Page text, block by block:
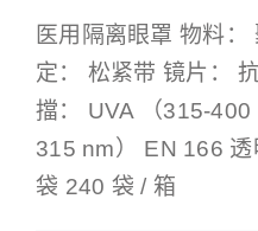
医用隔离眼罩 物料：
定： 松紧带 镜片：
擋： UVA （315-
315 nm） EN 166
袋 240 袋 / 箱